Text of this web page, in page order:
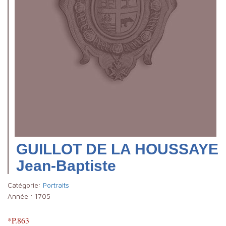
GUILLOT DE LA HOUSSAYE
Jean-Baptiste
Catégorie: Portraits
Année : 1705
*P.863